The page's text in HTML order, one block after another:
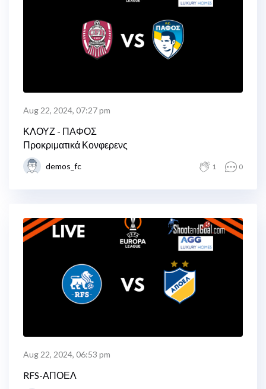
Aug 22, 2024, 07:27 pm
ΚΛΟΥΖ - ΠΑΦΟΣ
Προκριματικά Κονφερενς
demos_fc 1 0
Aug 22, 2024, 06:53 pm
RFS-ΑΠΟΕΛ